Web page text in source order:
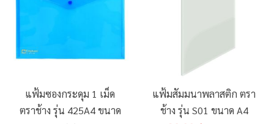
แฟ้มซองกระดุม 1 เม็ด
ตราช้าง รุ่น 425A4 ขนาด
แฟ้มสัมมนาพลาสติก ตรา
ช้าง รุ่น S01 ขนาด A4